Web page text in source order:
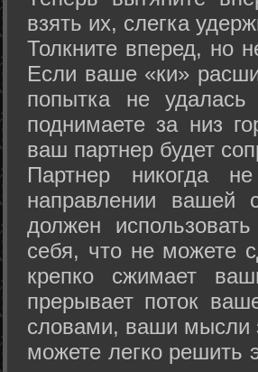
взять их, слегка
Толкните вперед, но
Если ваше «ки»
попытка не удалась
поднимаете за низ
ваш партнер будет
Партнер никогда
направлении вашей
должен
себя, что не можете
крепко сжимает
прерывает поток
словами, ваши мысли
можете легко решить